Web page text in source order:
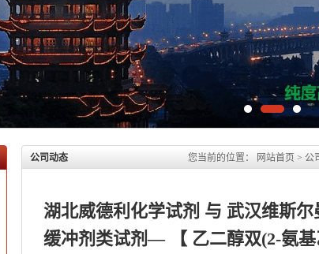
公司动态 您当前的位置： 网站首页
冲剂类试剂— 【 乙二醇双(2-
湖北威德利化学试剂 与 武汉维斯
缓冲剂类试剂— 【 乙二醇双(2-氨基
湖北威德利化学试剂 与 武汉维斯尔曼 同为湖北威德利
(EGTA)—67-42-5】 优惠促销 现货供应 价格优惠 质量